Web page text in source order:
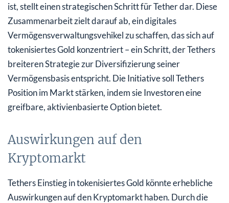
ist, stellt einen strategischen Schritt für Tether dar. Diese
Zusammenarbeit zielt darauf ab, ein digitales
Vermögensverwaltungsvehikel zu schaffen, das sich auf
tokenisiertes Gold konzentriert – ein Schritt, der Tethers
breiteren Strategie zur Diversifizierung seiner
Vermögensbasis entspricht. Die Initiative soll Tethers
Position im Markt stärken, indem sie Investoren eine
greifbare, aktivienbasierte Option bietet.
Auswirkungen auf den
Kryptomarkt
Tethers Einstieg in tokenisiertes Gold könnte erhebliche
Auswirkungen auf den Kryptomarkt haben. Durch die